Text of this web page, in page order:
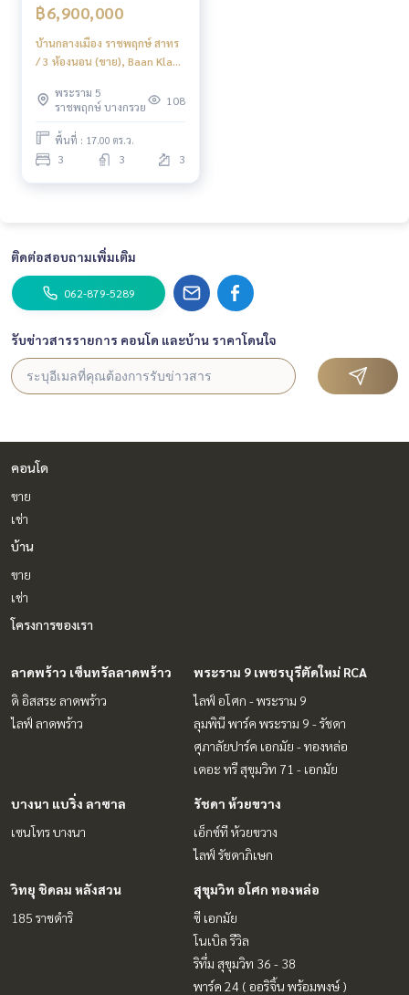
฿6,900,000
บ้านกลางเมือง ราชพฤกษ์ สาทร
/ 3 ห้องนอน (ขาย), Baan Klang
Sathorn / 3 Bedrooms (FOR
SALE) AOM149
พระราม 5
ราชพฤกษ์ บางกรวย
108
พื้นที่ : 17.00 ตร.ว.
3 3 3
ติดต่อสอบถามเพิ่มเติม
062-879-5289
รับข่าวสารรายการ คอนโด และบ้าน ราคาโดนใจ
คอนโด
ขาย
เช่า
บ้าน
ขาย
เช่า
โครงการของเรา
ลาดพร้าว เซ็นทรัลลาดพร้าว
ดิ อิสสระ ลาดพร้าว
ไลฟ์ ลาดพร้าว
พระราม 9 เพชรบุรีตัดใหม่ RCA
ไลฟ์ อโศก - พระราม 9
ลุมพินี พาร์ค พระราม 9 - รัชดา
ศุภาลัยปาร์ค เอกมัย - ทองหล่อ
เดอะ ทรี สุขุมวิท 71 - เอกมัย
บางนา แบริ่ง ลาซาล
เซนโทร บางนา
รัชดา ห้วยขวาง
เอ็กซ์ที ห้วยขวาง
ไลฟ์ รัชดาภิเษก
วิทยุ ชิดลม หลังสวน
185 ราชดำริ
สุขุมวิท อโศก ทองหล่อ
ซี เอกมัย
โนเบิล รีวิล
ริทึ่ม สุขุมวิท 36 - 38
พาร์ค 24 ( ออริจิ้น พร้อมพงษ์ )